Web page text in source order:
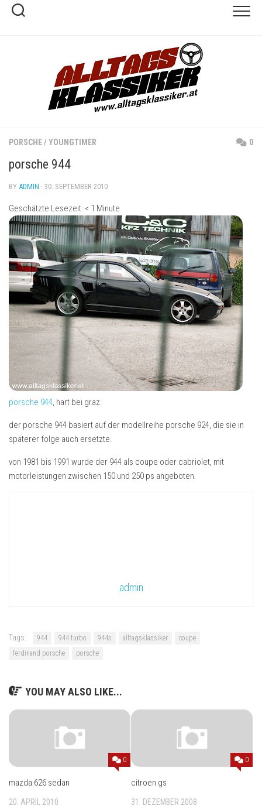
Skip
PORSCHE/ YOUNGTIMER 0
porsche 944
BY ADMIN · 30. SEPTEMBER 2010
Geschätzte Lesezeit: < 1 Minute
porsche 944, hart bei graz.
der porsche 944 basiert auf der modellreihe porsche 924, die sie in
späterer folge auch ersetzte.
von 1981 bis 1991 wurde der 944 als coupe oder cabriolet, mit
motorleistungen zwischen 150 und 250 ps angeboten.
admin
Tags: 944 944 turbo 944s alltagsklassiker
coupe
ferdinand porsche
porsche
YOU MAY ALSO LIKE...
0
mazda 626 sedan
20. APRIL 2010
0
citroen gs
31. DEZEMBER 2008